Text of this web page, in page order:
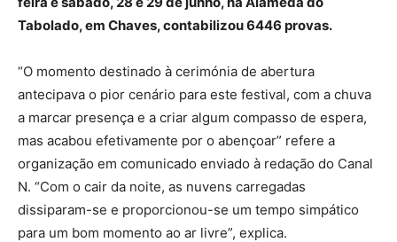
Tabolado, em Chaves, contabilizou 6446 provas.
“O momento destinado à cerimónia de abertura
antecipava o pior cenário para este festival, com a chuva
a marcar presença e a criar algum compasso de espera,
mas acabou efetivamente por o abençoar” refere a
organização em comunicado enviado à redação do Canal
N. “Com o cair da noite, as nuvens carregadas
dissiparam-se e proporcionou-se um tempo simpático
para um bom momento ao ar livre”, explica.